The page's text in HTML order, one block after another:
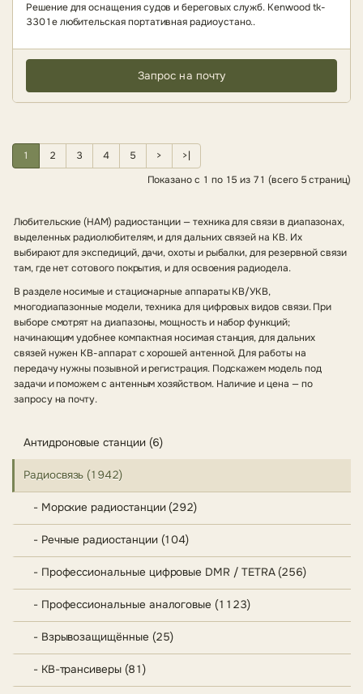
Решение для оснащения судов и береговых служб. Kenwood tk-
3301e любительская портативная радиоустано..
Запрос на почту
1 2 3 4 5 >
>|
Показано с 1 по 15 из 71 (всего 5 страниц)
Любительские (HAM) радиостанции — техника для связи в диапазонах,
выделенных радиолюбителям, и для дальних связей на КВ. Их
выбирают для экспедиций, дачи, охоты и рыбалки, для резервной связи
там, где нет сотового покрытия, и для освоения радиодела.
В разделе носимые и стационарные аппараты КВ/УКВ,
многодиапазонные модели, техника для цифровых видов связи. При
выборе смотрят на диапазоны, мощность и набор функций;
начинающим удобнее компактная носимая станция, для дальних
связей нужен КВ-аппарат с хорошей антенной. Для работы на
передачу нужны позывной и регистрация. Подскажем модель под
задачи и поможем с антенным хозяйством. Наличие и цена — по
запросу на почту.
Антидроновые станции (6)
Радиосвязь (1942)
- Морские радиостанции (292)
- Речные радиостанции (104)
- Профессиональные цифровые DMR / TETRA (256)
- Профессиональные аналоговые (1123)
- Взрывозащищённые (25)
- КВ-трансиверы (81)